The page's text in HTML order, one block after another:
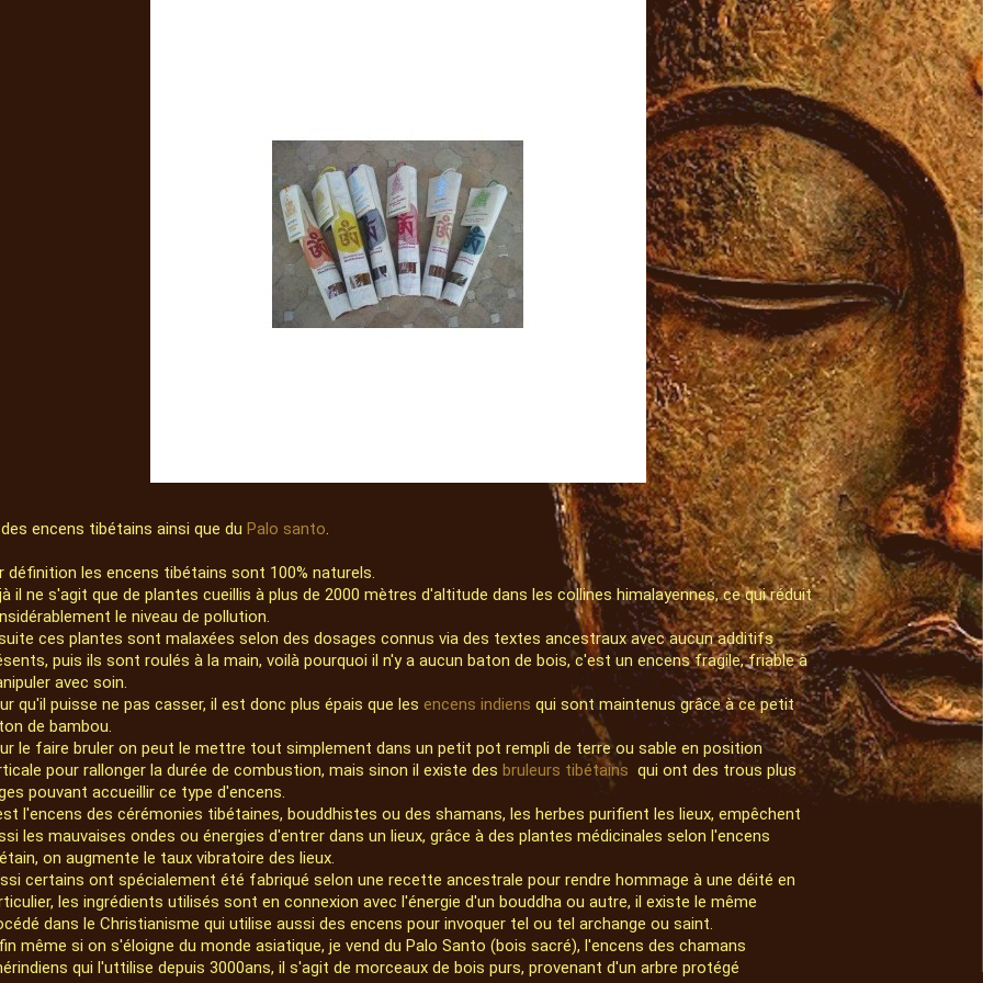
encens tibétains ainsi que du Palo santo.
définition les encens tibétains sont 100% naturels.
il ne s'agit que de plantes cueillis à plus de 2000 mètres d'altitude dans les collines himalayennes, ce qui réduit
le niveau de pollution.
ces plantes sont malaxées selon des dosages connus via des textes ancestraux avec aucun additifs
puis ils sont roulés à la main, voilà pourquoi il n'y a aucun baton de bois, c'est un encens fragile, friable à
avec soin.
qu'il puisse ne pas casser, il est donc plus épais que les encens indiens qui sont maintenus grâce à ce petit
de bambou.
le faire bruler on peut le mettre tout simplement dans un petit pot rempli de terre ou sable en position
pour rallonger la durée de combustion, mais sinon il existe des bruleurs tibétains qui ont des trous plus
pouvant accueillir ce type d'encens.
l'encens des cérémonies tibétaines, bouddhistes ou des shamans, les herbes purifient les lieux, empêchent
les mauvaises ondes ou énergies d'entrer dans un lieux, grâce à des plantes médicinales selon l'encens
on augmente le taux vibratoire des lieux.
certains ont spécialement été fabriqué selon une recette ancestrale pour rendre hommage à une déité en
les ingrédients utilisés sont en connexion avec l'énergie d'un bouddha ou autre, il existe le même
dans le Christianisme qui utilise aussi des encens pour invoquer tel ou tel archange ou saint.
même si on s'éloigne du monde asiatique, je vend du Palo Santo (bois sacré), l'encens des chamans
qui l'uttilise depuis 3000ans, il s'agit de morceaux de bois purs, provenant d'un arbre protégé